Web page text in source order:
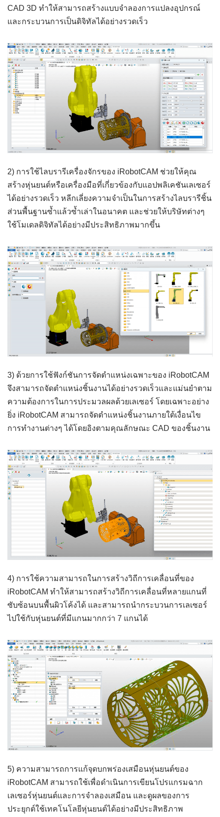
CAD 3D ทำให้สามารถสร้างแบบจำลองการแปลงอุปกรณ์
และกระบวนการเป็นดิจิทัลได้อย่างรวดเร็ว
2) การใช้ไลบรารีเครื่องจักรของ iRobotCAM ช่วยให้คุณ
สร้างหุ่นยนต์หรือเครื่องมือที่เกี่ยวข้องกับแอปพลิเคชันเลเซอร์
ได้อย่างรวดเร็ว หลีกเลี่ยงความจำเป็นในการสร้างไลบรารีชิ้น
ส่วนพื้นฐานซ้ำแล้วซ้ำเล่าในอนาคต และช่วยให้บริษัทต่างๆ
ใช้โมเดลดิจิทัลได้อย่างมีประสิทธิภาพมากขึ้น
3) ด้วยการใช้ฟังก์ชันการจัดตำแหน่งเฉพาะของ iRobotCAM
จึงสามารถจัดตำแหน่งชิ้นงานได้อย่างรวดเร็วและแม่นยำตาม
ความต้องการในการประมวลผลด้วยเลเซอร์ โดยเฉพาะอย่าง
ยิ่ง iRobotCAM สามารถจัดตำแหน่งชิ้นงานภายใต้เงื่อนไข
การทำงานต่างๆ ได้โดยอิงตามคุณลักษณะ CAD ของชิ้นงาน
4) การใช้ความสามารถในการสร้างวิถีการเคลื่อนที่ของ
iRobotCAM ทำให้สามารถสร้างวิถีการเคลื่อนที่หลายแกนที่
ซับซ้อนบนพื้นผิวโค้งได้ และสามารถนำกระบวนการเลเซอร์
ไปใช้กับหุ่นยนต์ที่มีแกนมากกว่า 7 แกนได้
5) ความสามารถการแก้จุดบกพร่องเสมือนหุ่นยนต์ของ
iRobotCAM สามารถใช้เพื่อดำเนินการเขียนโปรแกรมฉาก
เลเซอร์หุ่นยนต์และการจำลองเสมือน และดูผลของการ
ประยุกต์ใช้เทคโนโลยีหุ่นยนต์ได้อย่างมีประสิทธิภาพ